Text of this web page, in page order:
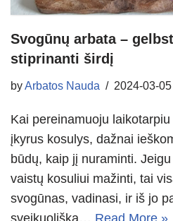
Svogūnų arbata –
stiprinanti širdį
byArbatos Nauda 2024-03-05
Kai pereinamuoju
įkyrus kosulys, dažnai
būdų, kaip jį nuraminti.
vaistų kosuliui mažinti, tai
svogūnas, vadinasi, ir iš jo